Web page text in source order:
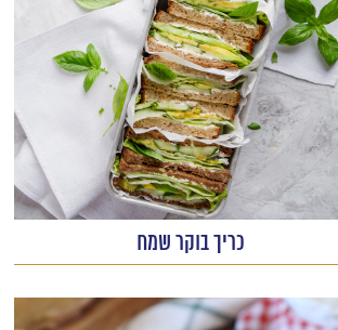
כריך בוקר שמח